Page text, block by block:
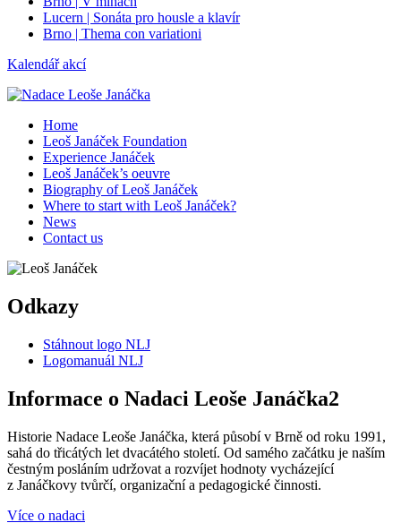
Lucern | Sonáta pro housle a klavír
Brno | Thema con variationi
Kalendář akcí
Home
Leoš Janáček Foundation
Experience Janáček
Leoš Janáček’s oeuvre
Biography of Leoš Janáček
Where to start with Leoš Janáček?
News
Contact us
Odkazy
Stáhnout logo NLJ
Logomanuál NLJ
Informace o Nadaci Leoše Janáčka2
Historie Nadace Leoše Janáčka, která působí v Brně od roku 1991,
sahá do třicátých let dvacátého století. Od samého začátku je naším
čestným posláním udržovat a rozvíjet hodnoty vycházející
z Janáčkovy tvůrčí, organizační a pedagogické činnosti.
Více o nadaci